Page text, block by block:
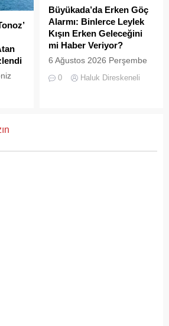
doğal güzellikleriyle süslü
sokaklarından yansıyan son
görüntüler, çevre sağlığı
açısından tehlike çanlarının
çaldığını gösteriyor. Çöpler
Konteynerlere Sığmıyor,...
Büyükada’da Erken Göç
Alarmı: Binlerce Leylek
Kışın Erken Geleceğini
mi Haber Veriyor?
6 Ağustos 2026 Perşembe
günü öğle saatlerinde, saat
14:00 sularında Büyükada
0 Haluk Direskeneli